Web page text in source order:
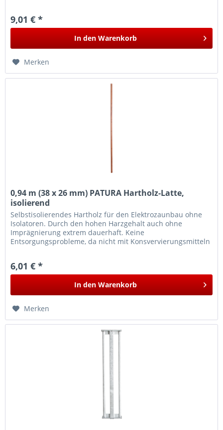
9,01 € *
In den Warenkorb
Merken
0,94 m (38 x 26 mm) PATURA Hartholz-Latte,
isolierend
Selbstisolierendes Hartholz für den Elektrozaunbau ohne
Isolatoren. Durch den hohen Harzgehalt auch ohne
Imprägnierung extrem dauerhaft. Keine
Entsorgungsprobleme, da nicht mit Konsvervierungsmitteln
6,01 € *
In den Warenkorb
Merken